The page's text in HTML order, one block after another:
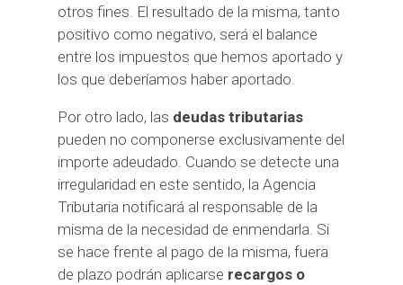
otros fines. El resultado de la misma, tanto
positivo como negativo, será el balance
entre los impuestos que hemos aportado y
los que deberíamos haber aportado.
Por otro lado, las deudas tributarias
pueden no componerse exclusivamente del
importe adeudado. Cuando se detecte una
irregularidad en este sentido, la Agencia
Tributaria notificará al responsable de la
misma de la necesidad de enmendarla. Si
se hace frente al pago de la misma, fuera
de plazo podrán aplicarse recargos o